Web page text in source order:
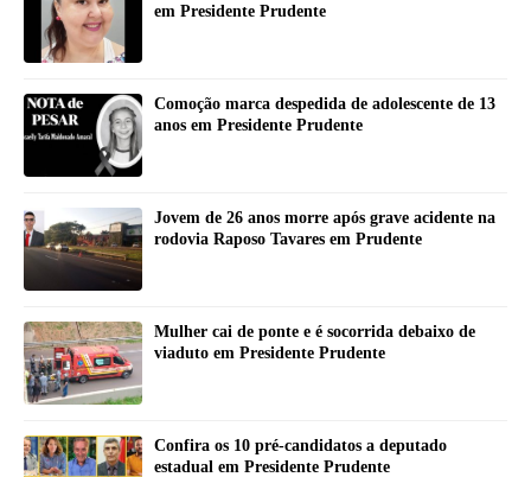
em Presidente Prudente
Comoção marca despedida de adolescente de 13
anos em Presidente Prudente
Jovem de 26 anos morre após grave acidente na
rodovia Raposo Tavares em Prudente
Mulher cai de ponte e é socorrida debaixo de
viaduto em Presidente Prudente
Confira os 10 pré-candidatos a deputado
estadual em Presidente Prudente